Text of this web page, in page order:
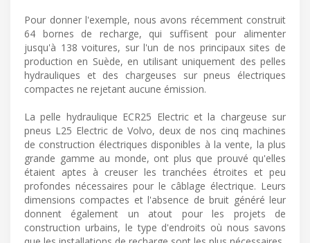
Pour donner l'exemple, nous avons récemment construit
64 bornes de recharge, qui suffisent pour alimenter
jusqu'à 138 voitures, sur l'un de nos principaux sites de
production en Suède, en utilisant uniquement des pelles
hydrauliques et des chargeuses sur pneus électriques
compactes ne rejetant aucune émission.
La pelle hydraulique ECR25 Electric et la chargeuse sur
pneus L25 Electric de Volvo, deux de nos cinq machines
de construction électriques disponibles à la vente, la plus
grande gamme au monde, ont plus que prouvé qu'elles
étaient aptes à creuser les tranchées étroites et peu
profondes nécessaires pour le câblage électrique. Leurs
dimensions compactes et l'absence de bruit généré leur
donnent également un atout pour les projets de
construction urbains, le type d'endroits où nous savons